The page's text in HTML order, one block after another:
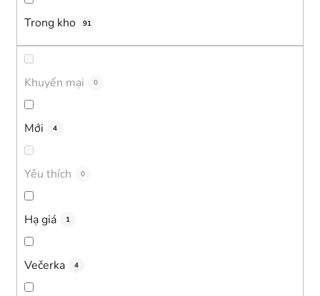
Trong kho 91
Khuyến mại 0
Mới 4
Yêu thích 0
Hạ giá 1
Večerka 4